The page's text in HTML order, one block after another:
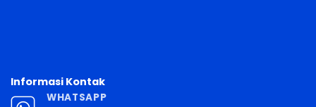
Informasi Kontak
WHATSAPP